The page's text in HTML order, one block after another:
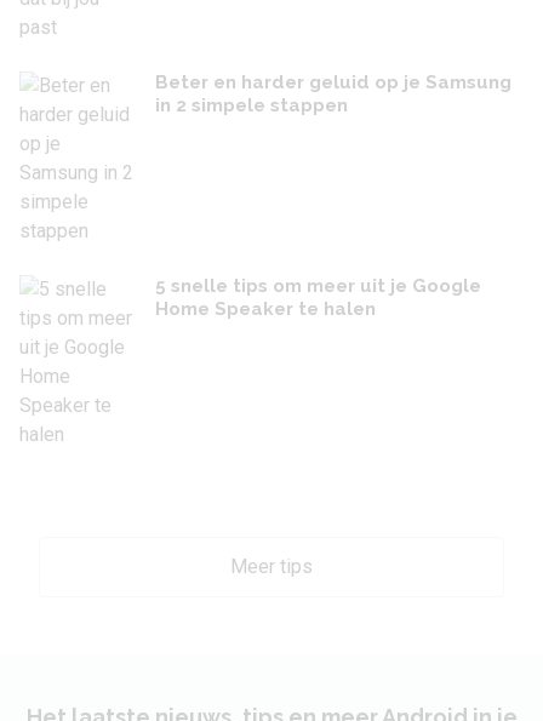
Beter en harder geluid op je Samsung
in 2 simpele stappen
5 snelle tips om meer uit je Google
Home Speaker te halen
Meer tips